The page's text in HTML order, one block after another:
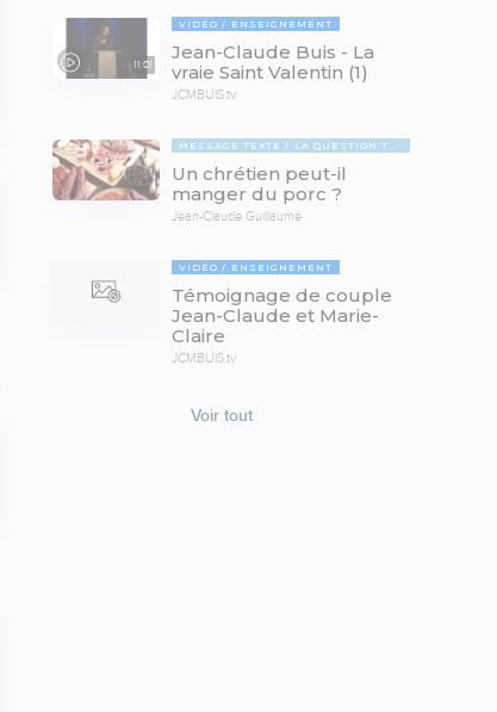
11:01
VIDÉO ENSEIGNEMENT
Jean-Claude Buis - La
vraie Saint Valentin (1)
JCMBUIS.tv
MESSAGE TEXTE LA QUESTION TABOUE
Un chrétien peut-il
manger du porc ?
Jean-Claude Guillaume
VIDÉO ENSEIGNEMENT
Témoignage de couple
Jean-Claude et Marie-
Claire
JCMBUIS.tv
Voir tout